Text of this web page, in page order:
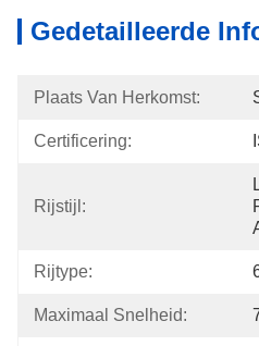
Gedetailleerde
Plaats Van Herkomst:
Certificering:
Rijstijl:
Rijtype:
Maximaal Snelheid: